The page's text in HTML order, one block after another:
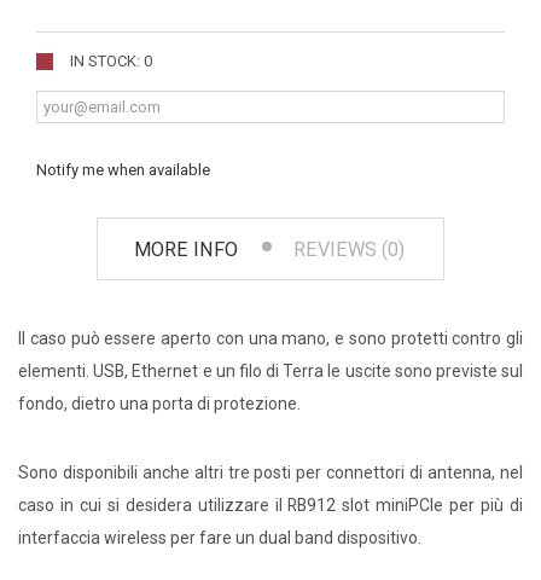
IN STOCK: 0
Notify me when available
MORE INFO REVIEWS (0)
Il caso può essere aperto con una mano, e sono protetti contro gli
elementi. USB, Ethernet e un filo di Terra le uscite sono previste sul
fondo, dietro una porta di protezione.
Sono disponibili anche altri tre posti per connettori di antenna, nel
caso in cui si desidera utilizzare il RB912 slot miniPCIe per più di
interfaccia wireless per fare un dual band dispositivo.